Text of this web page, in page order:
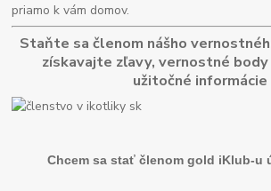
priamo k vám domov.
Staňte sa členom nášho
získavajte zľavy, vernostné
užitočné informácie
Chcem sa stať členom gold iKlub-u